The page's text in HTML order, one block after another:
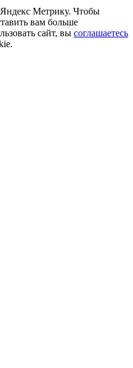
Метрику. Чтобы
вам больше
сайт, вы соглашаетесь